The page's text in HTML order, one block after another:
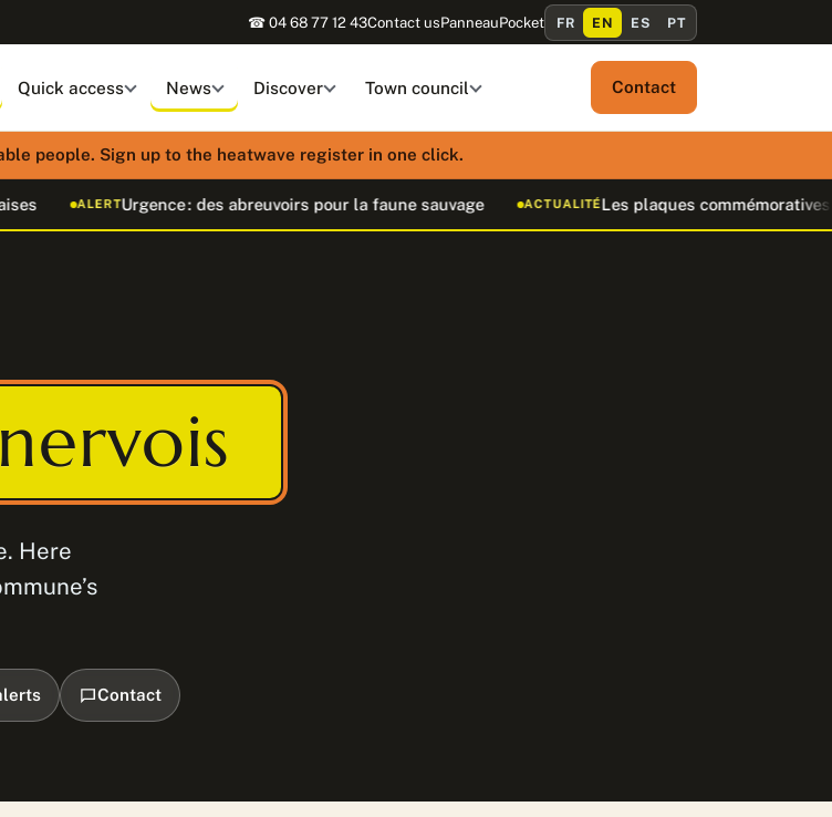
☎ 04 68 77 12 43Contact usPanneauPocket FR EN ES PT
Quick access News Discover Town council Contact
people. Sign up to the heatwave register in one click.
Urgence : des abreuvoirs pour la faune sauvage ACTUALITÉ Les plaques commémoratives retrouvent
Here
Contact